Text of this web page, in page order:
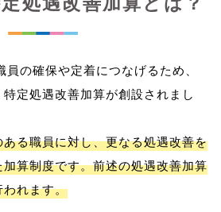
の確保や定着につなげるため、
定処遇改善加算が創設されまし
ある職員に対し、更なる処遇改善を
算制度です。前述の処遇改善加算
われます。